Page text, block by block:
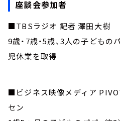
座談会参加者
■TBSラジオ 記者 澤田大樹
9歳・7歳・5歳、3人の子ども
児休業を取得
■ビジネス映像メディア
セン